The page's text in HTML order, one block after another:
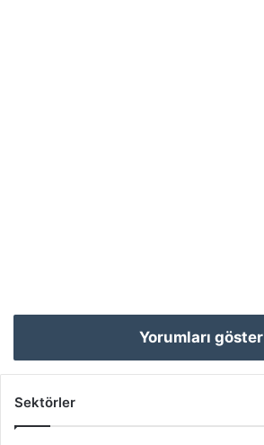
Yorumları göster
Sektörler